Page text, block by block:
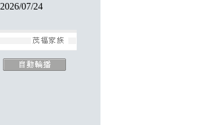
2026/07/24